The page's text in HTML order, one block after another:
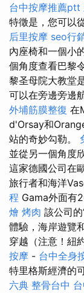
台中按摩推薦ptt
特徵是，您可以
后里按摩 seo行
內座椅和一個小
個角度查看巴黎
黎圣母院大教堂
可以在旁邊旁邊
外埔筋膜整復 在
d'Orsay和
站的奇妙勾勒。
並從另一個角度
這家德國公司在
旅行者和海洋
程 Gama外面有
燴 烤肉 該公司
體驗，海岸遊覽
穿越（注意！紐
按摩 - 台中全身
特里格斯經濟的
六典 整骨台中